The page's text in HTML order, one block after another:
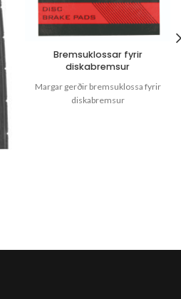
Bremsuklossar fyrir
diskabremsur
Margar gerðir bremsuklossa fyrir
diskabremsur